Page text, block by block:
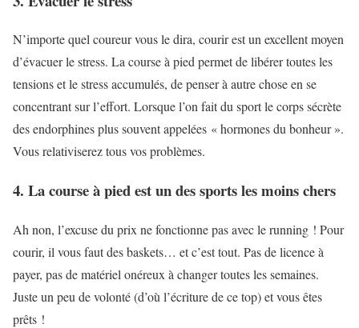
N’importe quel coureur vous le dira, courir est un excellent moyen
d’évacuer le stress. La course à pied permet de libérer toutes les
tensions et le stress accumulés, de penser à autre chose en se
concentrant sur l’effort. Lorsque l’on fait du sport le corps sécrète
des endorphines plus souvent appelées « hormones du bonheur ».
Vous relativiserez tous vos problèmes.
4. La course à pied est un des sports les moins chers
Ah non, l’excuse du prix ne fonctionne pas avec le running ! Pour
courir, il vous faut des baskets… et c’est tout. Pas de licence à
payer, pas de matériel onéreux à changer toutes les semaines.
Juste un peu de volonté (d’où l’écriture de ce top) et vous êtes
prêts !